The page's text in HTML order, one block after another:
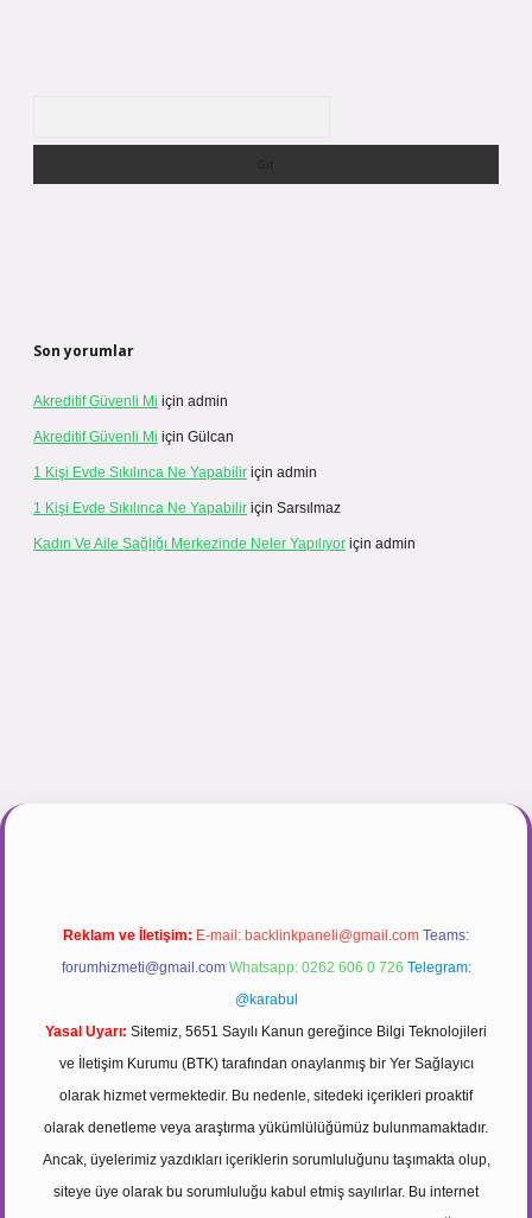
Son yorumlar
Akreditif Güvenli Mi için admin
Akreditif Güvenli Mi için Gülcan
1 Kişi Evde Sıkılınca Ne Yapabilir için admin
1 Kişi Evde Sıkılınca Ne Yapabilir için Sarsılmaz
Kadın Ve Aile Sağlığı Merkezinde Neler Yapılıyor için admin
Reklam ve İletişim: E-mail: backlinkpaneli@gmail.com Teams:
forumhizmeti@gmail.com Whatsapp: 0262 606 0 726 Telegram:
@karabul
Yasal Uyarı: Sitemiz, 5651 Sayılı Kanun gereğince Bilgi Teknolojileri
ve İletişim Kurumu (BTK) tarafından onaylanmış bir Yer Sağlayıcı
olarak hizmet vermektedir. Bu nedenle, sitedeki içerikleri proaktif
olarak denetleme veya araştırma yükümlülüğümüz bulunmamaktadır.
Ancak, üyelerimiz yazdıkları içeriklerin sorumluluğunu taşımakta olup,
siteye üye olarak bu sorumluluğu kabul etmiş sayılırlar. Bu internet